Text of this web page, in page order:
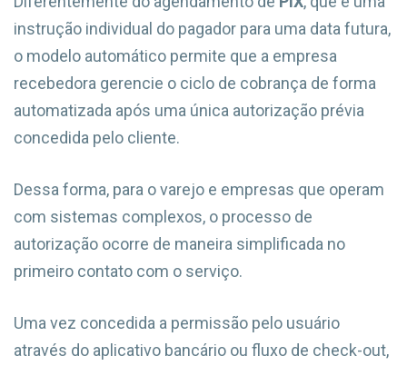
instrução individual do pagador para uma data futura,
o modelo automático permite que a empresa
recebedora gerencie o ciclo de cobrança de forma
automatizada após uma única autorização prévia
concedida pelo cliente.
Dessa forma, para o varejo e empresas que operam
com sistemas complexos, o processo de
autorização ocorre de maneira simplificada no
primeiro contato com o serviço.
Uma vez concedida a permissão pelo usuário
através do aplicativo bancário ou fluxo de check-out,